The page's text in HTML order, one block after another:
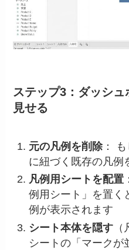
ステップ3：ダッシュ
見せる
元の凡例を削除： も
に紐づく既存の凡例
凡例用シートを配置
例用シート」を置く
例が表示されます
シート本体を隠す
シートの「マークが